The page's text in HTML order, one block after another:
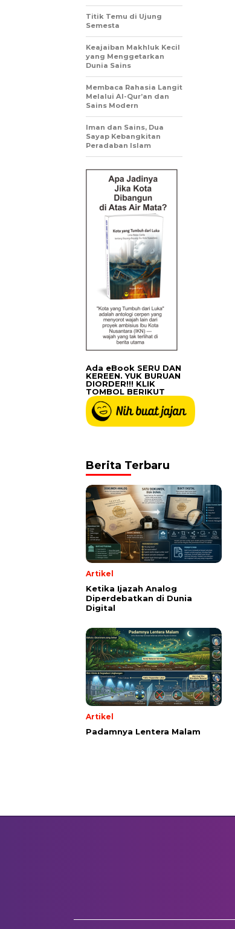
Titik Temu di Ujung
Semesta
Keajaiban Makhluk Kecil
yang Menggetarkan
Dunia Sains
Membaca Rahasia Langit
Melalui Al-Qur’an dan
Sains Modern
Iman dan Sains, Dua
Sayap Kebangkitan
Peradaban Islam
Ada eBook SERU DAN
KEREEN. YUK BURUAN
DIORDER!!! KLIK
TOMBOL BERIKUT
Berita Terbaru
Artikel
Ketika Ijazah Analog
Diperdebatkan di Dunia
Digital
Artikel
Padamnya Lentera Malam